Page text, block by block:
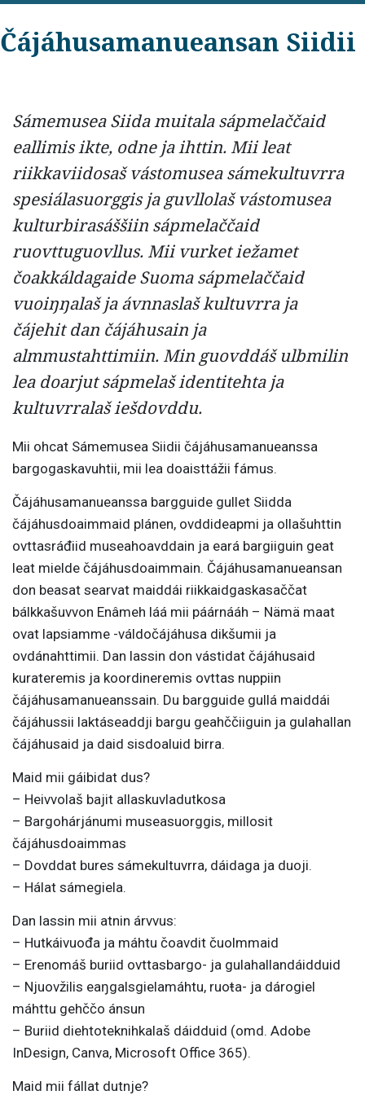
Čájáhusamanueansan Siidii
Sámemusea Siida muitala sápmelaččaid
eallimis ikte, odne ja ihttin. Mii leat
riikkaviidosaš vástomusea sámekultuvrra
spesiálasuorggis ja guvllolaš vástomusea
kulturbirasáššiin sápmelaččaid
ruovttuguovllus. Mii vurket iežamet
čoakkáldagaide Suoma sápmelaččaid
vuoiŋŋalaš ja ávnnaslaš kultuvrra ja
čájehit dan čájáhusain ja
almmustahttimiin. Min guovddáš ulbmilin
lea doarjut sápmelaš identitehta ja
kultuvrralaš iešdovddu.
Mii ohcat Sámemusea Siidii čájáhusamanueanssa
bargogaskavuhtii, mii lea doaisttážii fámus.
Čájáhusamanueanssa bargguide gullet Siidda
čájáhusdoaimmaid plánen, ovddideapmi ja ollašuhttin
ovttasráđiid museahoavddain ja eará bargiiguin geat
leat mielde čájáhusdoaimmain. Čájáhusamanueansan
don beasat searvat maiddái riikkaidgaskasaččat
bálkkašuvvon Enâmeh láá mii páárnááh – Nämä maat
ovat lapsiamme -váldočájáhusa dikšumii ja
ovdánahttimii. Dan lassin don vástidat čájáhusaid
kurateremis ja koordineremis ovttas nuppiin
čájáhusamanueanssain. Du bargguide gullá maiddái
čájáhussii laktáseaddji bargu geahččiiguin ja gulahallan
čájáhusaid ja daid sisdoaluid birra.
Maid mii gáibidat dus?
– Heivvolaš bajit allaskuvladutkosa
– Bargohárjánumi museasuorggis, millosit
čájáhusdoaimmas
– Dovddat bures sámekultuvrra, dáidaga ja duoji.
– Hálat sámegiela.
Dan lassin mii atnin árvvus:
– Hutkáivuođa ja máhtu čoavdit čuolmmaid
– Erenomáš buriid ovttasbargo- ja gulahallandáidduid
– Njuovžilis eaŋgalsgielamáhtu, ruoŧa- ja dárogiel
máhttu gehččo ánsun
– Buriid diehtoteknihkalaš dáidduid (omd. Adobe
InDesign, Canva, Microsoft Office 365).
Maid mii fállat dutnje?